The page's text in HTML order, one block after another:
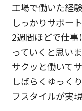
工場で働いた経
しっかりサポー
2週間ほどで仕
っていくと思いま
サクッと働いて
しばらくゆっく
フスタイルが実